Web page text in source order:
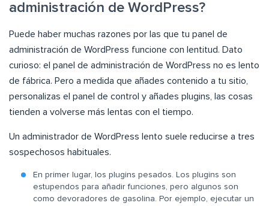
administración de WordPress?
Puede haber muchas razones por las que tu panel de
administración de WordPress funcione con lentitud. Dato
curioso: el panel de administración de WordPress no es lento
de fábrica. Pero a medida que añades contenido a tu sitio,
personalizas el panel de control y añades plugins, las cosas
tienden a volverse más lentas con el tiempo.
Un administrador de WordPress lento suele reducirse a tres
sospechosos habituales.
En primer lugar, los plugins pesados. Los plugins son
estupendos para añadir funciones, pero algunos son
como devoradores de gasolina. Por ejemplo, ejecutar un